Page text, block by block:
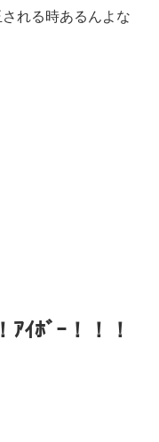
れる時あるんよな
ｲﾎﾞｰ！！！